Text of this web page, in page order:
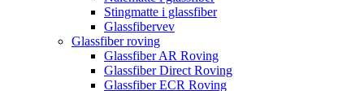
Stingmatte i glassfiber
Glassfibervev
Glassfiber roving
Glassfiber AR Roving
Glassfiber Direct Roving
Glassfiber ECR Roving